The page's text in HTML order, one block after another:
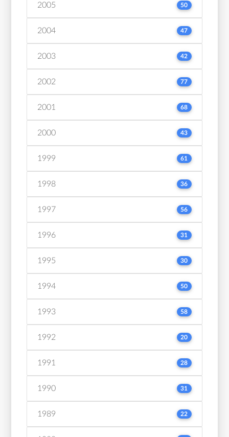
2005 50
2004 47
2003 42
2002 77
2001 68
2000 43
1999 61
1998 36
1997 56
1996 31
1995 30
1994 50
1993 58
1992 20
1991 28
1990 31
1989 22